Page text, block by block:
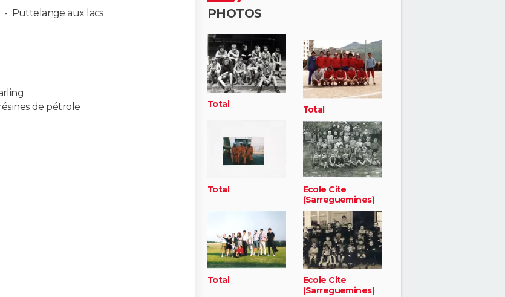
- Puttelange aux lacs
de pétrole
PHOTOS
Total Total
Total
Ecole Cite
(Sarreguemines)
Total
Ecole Cite
(Sarreguemines)